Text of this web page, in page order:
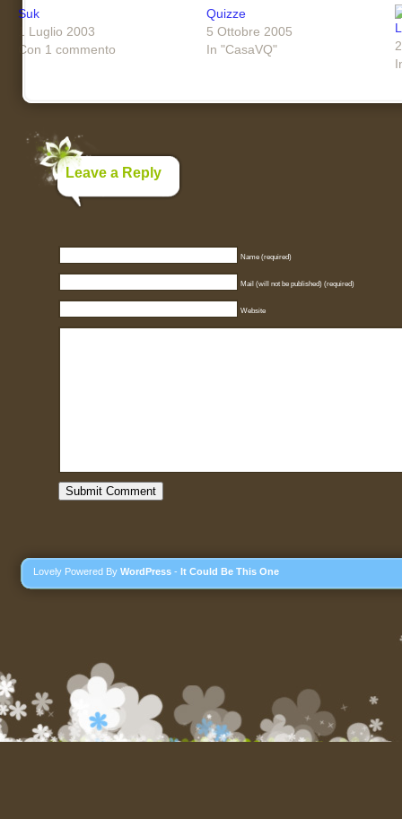
Suk
1 Luglio 2003
Con 1 commento
Quizze
5 Ottobre 2005
In "CasaVQ"
Leave a Reply
Name (required)
Mail (will not be published) (required)
Website
Lovely Powered By WordPress - It Could Be This One